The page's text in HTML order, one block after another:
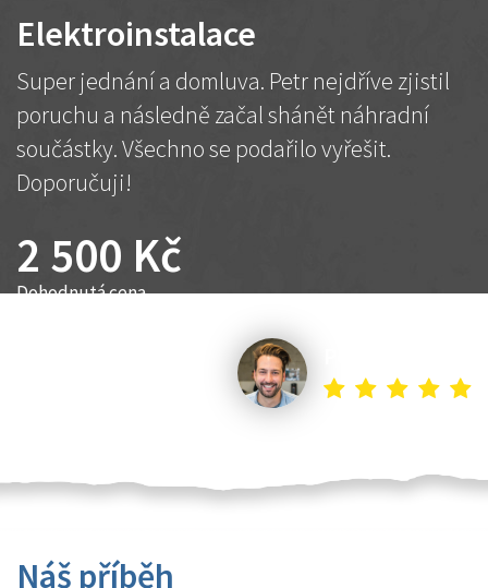
Elektroinstalace
Super jednání a domluva. Petr nejdříve zjistil
poruchu a následně začal shánět náhradní
součástky. Všechno se podařilo vyřešit.
Doporučuji!
2 500 Kč
Dohodnutá cena
Náš příběh